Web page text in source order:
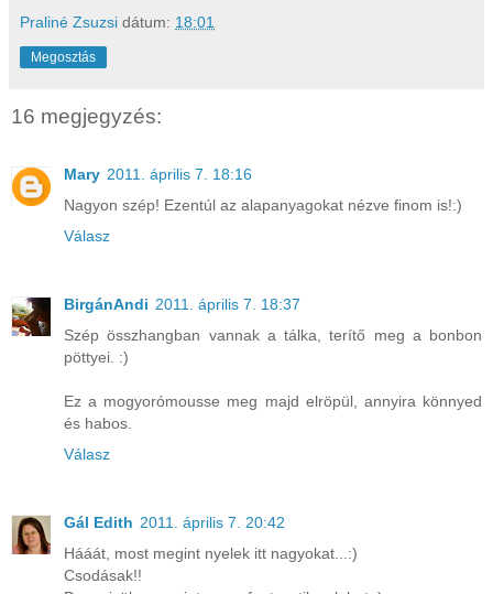
Praliné Zsuzsi dátum: 18:01
Megosztás
16 megjegyzés:
Mary 2011. április 7. 18:16
Nagyon szép! Ezentúl az alapanyagokat nézve finom is!:)
Válasz
BirgánAndi 2011. április 7. 18:37
Szép összhangban vannak a tálka, terítő meg a bonbon
pöttyei. :)
Ez a mogyorómousse meg majd elröpül, annyira könnyed
és habos.
Válasz
Gál Edith 2011. április 7. 20:42
Hááát, most megint nyelek itt nagyokat...:)
Csodásak!!